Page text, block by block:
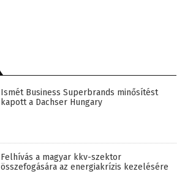
Ismét Business Superbrands minősítést
kapott a Dachser Hungary
Felhívás a magyar kkv-szektor
összefogására az energiakrízis kezelésére